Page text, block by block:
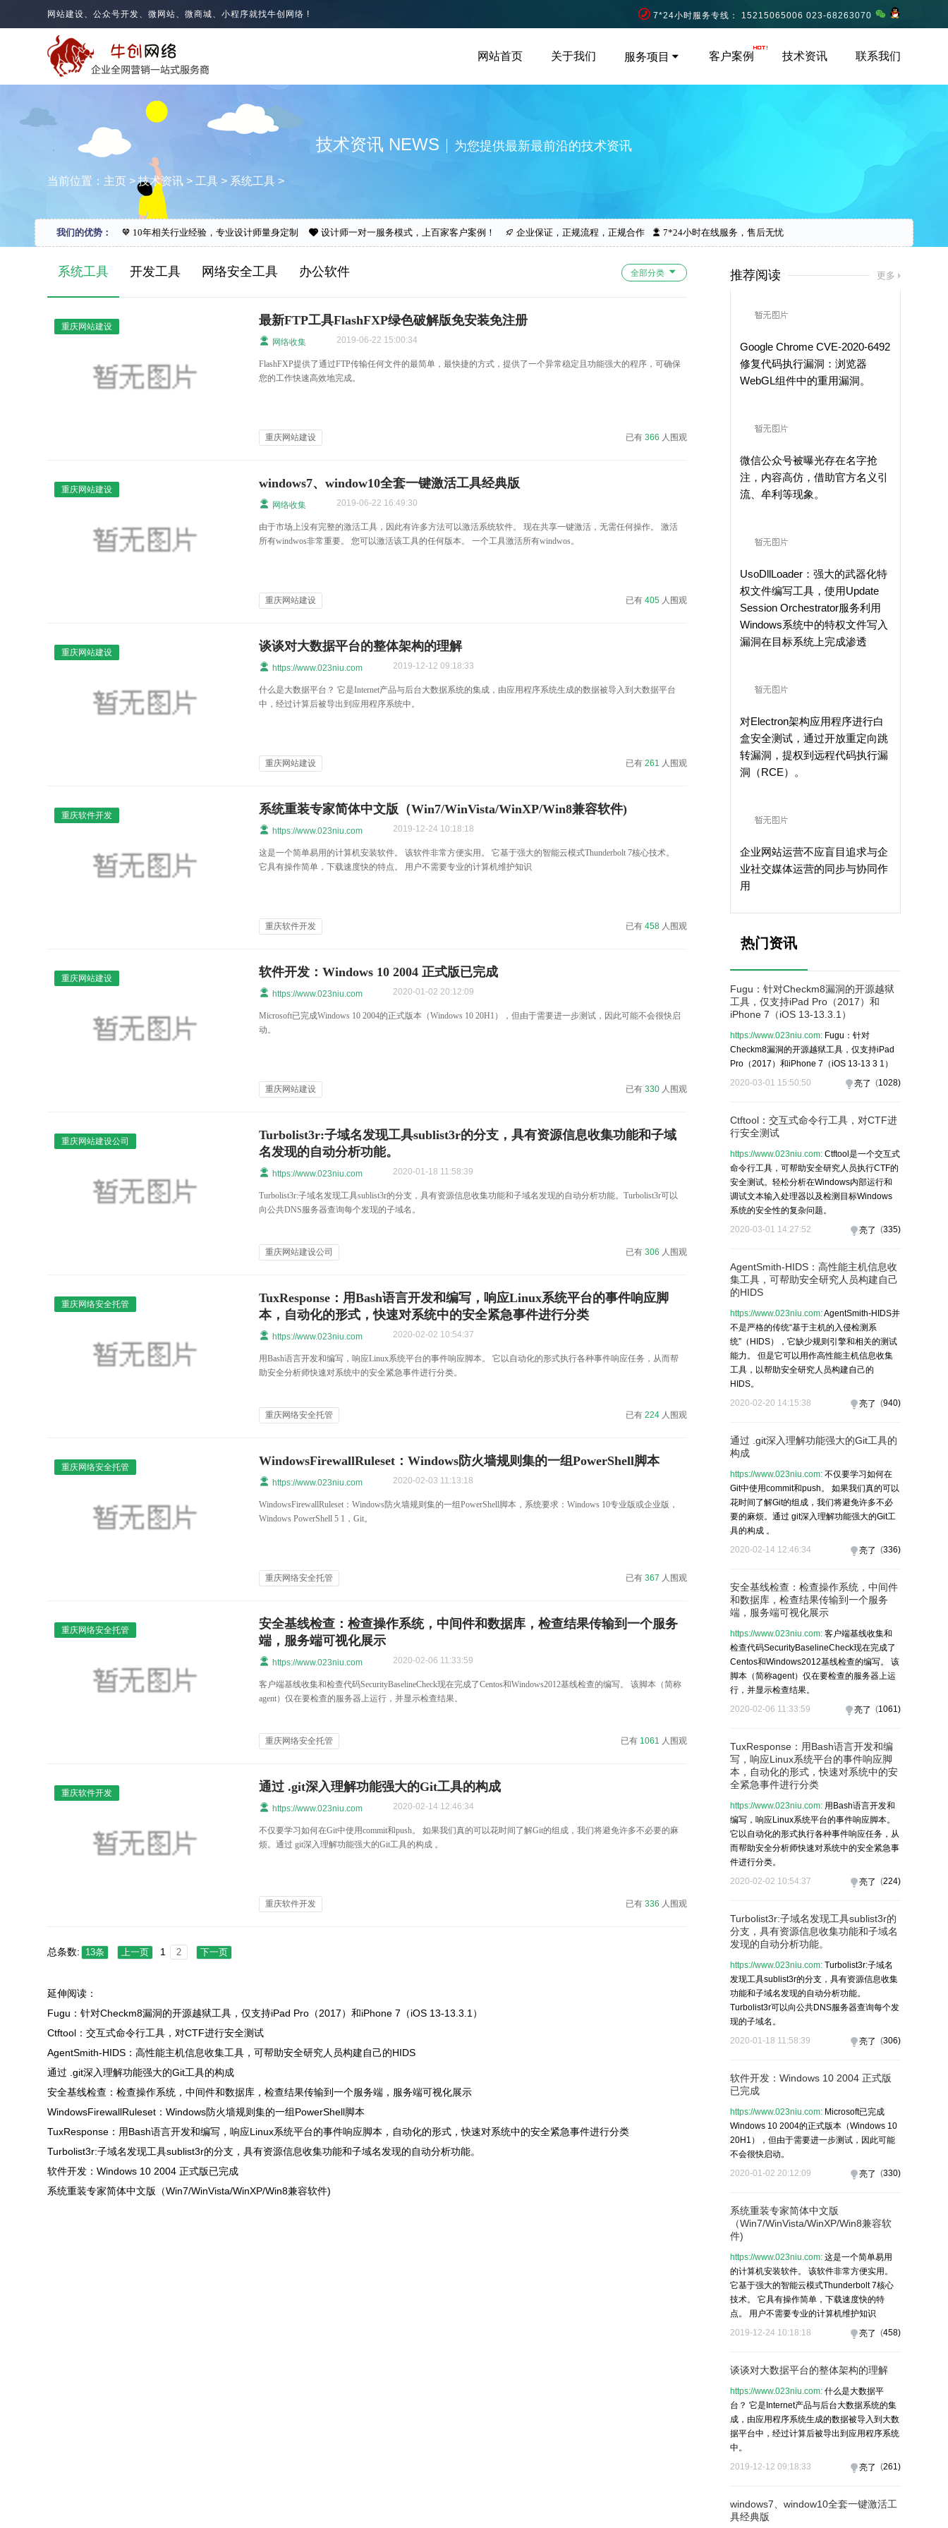
网站建设、公众号开发、微网站、微商城、小程序就找牛创网络 ! 7*24小时服务专线： 15215065006 023-68263070
联系我们
技术资讯
客户案例
服务项目
关于我们
网站首页
技术资讯 NEWS 为您提供最新最前沿的技术资讯
当前位置： 主页 >技术资讯 > 工具 > 系统工具 >
我们的优势： 10年相关行业经验，专业设计师量身定制 设计师一对一服务模式，上百家客户案例！ 企业保证，正规流程，正规合作 7*24小时在线服务，售后无忧
系统工具 开发工具 网络安全工具 办公软件 全部分类
重庆网站建设 最新FTP工具FlashFXP绿色破解版免安装免注册
网络收集 2019-06-22 15:00:34
FlashFXP提供了通过FTP传输任何文件的最简单，最快捷的方式，提供了一个异常稳定且功能强大的程序，可确保
您的工作快速高效地完成。
重庆网站建设 已有366 人围观
重庆网站建设 windows7、window10全套一键激活工具经典版
网络收集 2019-06-22 16:49:30
由于市场上没有完整的激活工具，因此有许多方法可以激活系统软件。 现在共享一键激活，无需任何操作。 激活
所有windwos非常重要。 您可以激活该工具的任何版本。 一个工具激活所有windwos。
重庆网站建设 已有405 人围观
重庆网站建设 谈谈对大数据平台的整体架构的理解
https://www.023niu.com 2019-12-12 09:18:33
什么是大数据平台？ 它是Internet产品与后台大数据系统的集成，由应用程序系统生成的数据被导入到大数据平台
中，经过计算后被导出到应用程序系统中。
重庆网站建设 已有261 人围观
重庆软件开发 系统重装专家简体中文版（Win7/WinVista/WinXP/Win8兼容软件)
https://www.023niu.com 2019-12-24 10:18:18
这是一个简单易用的计算机安装软件。 该软件非常方便实用。 它基于强大的智能云模式Thunderbolt 7核心技术。
它具有操作简单，下载速度快的特点。 用户不需要专业的计算机维护知识
重庆软件开发 已有458 人围观
重庆网站建设 软件开发：Windows 10 2004 正式版已完成
https://www.023niu.com 2020-01-02 20:12:09
Microsoft已完成Windows 10 2004的正式版本（Windows 10 20H1），但由于需要进一步测试，因此可能不会很快启
动。
重庆网站建设 已有330 人围观
重庆网站建设公司
Turbolist3r:子域名发现工具sublist3r的分支，具有资源信息收集功能和子域
名发现的自动分析功能。
https://www.023niu.com 2020-01-18 11:58:39
Turbolist3r:子域名发现工具sublist3r的分支，具有资源信息收集功能和子域名发现的自动分析功能。Turbolist3r可以
向公共DNS服务器查询每个发现的子域名。
重庆网站建设公司 已有306 人围观
重庆网络安全托管
TuxResponse：用Bash语言开发和编写，响应Linux系统平台的事件响应脚
本，自动化的形式，快速对系统中的安全紧急事件进行分类
https://www.023niu.com 2020-02-02 10:54:37
用Bash语言开发和编写，响应Linux系统平台的事件响应脚本。 它以自动化的形式执行各种事件响应任务，从而帮
助安全分析师快速对系统中的安全紧急事件进行分类。
重庆网络安全托管 已有224 人围观
重庆网络安全托管 WindowsFirewallRuleset：Windows防火墙规则集的一组PowerShell脚本
https://www.023niu.com 2020-02-03 11:13:18
WindowsFirewallRuleset：Windows防火墙规则集的一组PowerShell脚本，系统要求：Windows 10专业版或企业版，
Windows PowerShell 5 1，Git。
重庆网络安全托管 已有367 人围观
重庆网络安全托管
安全基线检查：检查操作系统，中间件和数据库，检查结果传输到一个服务
端，服务端可视化展示
https://www.023niu.com 2020-02-06 11:33:59
客户端基线收集和检查代码SecurityBaselineCheck现在完成了Centos和Windows2012基线检查的编写。 该脚本（简称
agent）仅在要检查的服务器上运行，并显示检查结果。
重庆网络安全托管 已有 1061 人围观
重庆软件开发 通过 .git深入理解功能强大的Git工具的构成
https://www.023niu.com 2020-02-14 12:46:34
不仅要学习如何在Git中使用commit和push。 如果我们真的可以花时间了解Git的组成，我们将避免许多不必要的麻
烦。通过 git深入理解功能强大的Git工具的构成 。
重庆软件开发 已有336 人围观
总条数: 13条 上一页 1 2 下一页
延伸阅读：
Fugu：针对Checkm8漏洞的开源越狱工具，仅支持iPad Pro（2017）和iPhone 7（iOS 13-13.3.1）
Ctftool：交互式命令行工具，对CTF进行安全测试
AgentSmith-HIDS：高性能主机信息收集工具，可帮助安全研究人员构建自己的HIDS
通过 .git深入理解功能强大的Git工具的构成
安全基线检查：检查操作系统，中间件和数据库，检查结果传输到一个服务端，服务端可视化展示
WindowsFirewallRuleset：Windows防火墙规则集的一组PowerShell脚本
TuxResponse：用Bash语言开发和编写，响应Linux系统平台的事件响应脚本，自动化的形式，快速对系统中的安全紧急事件进行分类
Turbolist3r:子域名发现工具sublist3r的分支，具有资源信息收集功能和子域名发现的自动分析功能。
软件开发：Windows 10 2004 正式版已完成
系统重装专家简体中文版（Win7/WinVista/WinXP/Win8兼容软件)
推荐阅读 更多
Google Chrome CVE-2020-6492
修复代码执行漏洞：浏览器
WebGL组件中的重用漏洞。
微信公众号被曝光存在名字抢
注，内容高仿，借助官方名义引
流、牟利等现象。
UsoDllLoader：强大的武器化特
权文件编写工具，使用Update
Session Orchestrator服务利用
Windows系统中的特权文件写入
漏洞在目标系统上完成渗透
对Electron架构应用程序进行白
盒安全测试，通过开放重定向跳
转漏洞，提权到远程代码执行漏
洞（RCE）。
企业网站运营不应盲目追求与企
业社交媒体运营的同步与协同作
用
热门资讯
Fugu：针对Checkm8漏洞的开源越狱
工具，仅支持iPad Pro（2017）和
iPhone 7（iOS 13-13.3.1）
https://www.023niu.com: Fugu：针对
Checkm8漏洞的开源越狱工具，仅支持iPad
Pro（2017）和iPhone 7（iOS 13-13 3 1）
2020-03-01 15:50:50
)
1028
(
亮了
Ctftool：交互式命令行工具，对CTF进
行安全测试
https://www.023niu.com: Ctftool是一个交互式
命令行工具，可帮助安全研究人员执行CTF的
安全测试。轻松分析在Windows内部运行和
调试文本输入处理器以及检测目标Windows
系统的安全性的复杂问题。
2020-03-01 14:27:52
)
335
(
亮了
AgentSmith-HIDS：高性能主机信息收
集工具，可帮助安全研究人员构建自己
的HIDS
https://www.023niu.com:AgentSmith-HIDS并
不是严格的传统“基于主机的入侵检测系
统”（HIDS），它缺少规则引擎和相关的测试
能力。 但是它可以用作高性能主机信息收集
工具，以帮助安全研究人员构建自己的
HIDS。
2020-02-20 14:15:38
)
940
(
亮了
通过 .git深入理解功能强大的Git工具的
构成
https://www.023niu.com: 不仅要学习如何在
Git中使用commit和push。 如果我们真的可以
花时间了解Git的组成，我们将避免许多不必
要的麻烦。通过 git深入理解功能强大的Git工
具的构成 。
2020-02-14 12:46:34
)
336
(
亮了
安全基线检查：检查操作系统，中间件
和数据库，检查结果传输到一个服务
端，服务端可视化展示
https://www.023niu.com: 客户端基线收集和
检查代码SecurityBaselineCheck现在完成了
Centos和Windows2012基线检查的编写。 该
脚本（简称agent）仅在要检查的服务器上运
行，并显示检查结果。
2020-02-06 11:33:59
)
1061
(
亮了
TuxResponse：用Bash语言开发和编
写，响应Linux系统平台的事件响应脚
本，自动化的形式，快速对系统中的安
全紧急事件进行分类
https://www.023niu.com: 用Bash语言开发和
编写，响应Linux系统平台的事件响应脚本。
它以自动化的形式执行各种事件响应任务，从
而帮助安全分析师快速对系统中的安全紧急事
件进行分类。
2020-02-02 10:54:37
)
224
(
亮了
Turbolist3r:子域名发现工具sublist3r的
分支，具有资源信息收集功能和子域名
发现的自动分析功能。
https://www.023niu.com: Turbolist3r:子域名
发现工具sublist3r的分支，具有资源信息收集
功能和子域名发现的自动分析功能。
Turbolist3r可以向公共DNS服务器查询每个发
现的子域名。
2020-01-18 11:58:39
)
306
(
亮了
软件开发：Windows 10 2004 正式版
已完成
https://www.023niu.com: Microsoft已完成
Windows 10 2004的正式版本（Windows 10
20H1），但由于需要进一步测试，因此可能
不会很快启动。
2020-01-02 20:12:09
)
330
(
亮了
系统重装专家简体中文版
（Win7/WinVista/WinXP/Win8兼容软
件)
https://www.023niu.com: 这是一个简单易用
的计算机安装软件。 该软件非常方便实用。
它基于强大的智能云模式Thunderbolt 7核心
技术。 它具有操作简单，下载速度快的特
点。 用户不需要专业的计算机维护知识
2019-12-24 10:18:18
)
458
(
亮了
谈谈对大数据平台的整体架构的理解
https://www.023niu.com: 什么是大数据平
台？ 它是Internet产品与后台大数据系统的集
成，由应用程序系统生成的数据被导入到大数
据平台中，经过计算后被导出到应用程序系统
中。
2019-12-12 09:18:33
)
261
(
亮了
windows7、window10全套一键激活工
具经典版